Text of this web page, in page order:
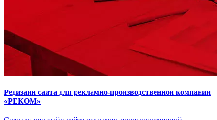
Редизайн сайта для рекламно-производственной компании
«РЕКОМ»